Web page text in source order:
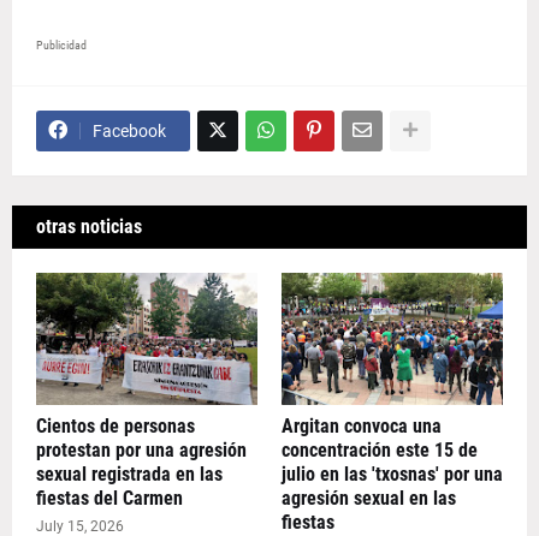
Publicidad
Facebook
otras noticias
Cientos de personas
protestan por una agresión
sexual registrada en las
fiestas del Carmen
July 15, 2026
Argitan convoca una
concentración este 15 de
julio en las 'txosnas' por una
agresión sexual en las
fiestas